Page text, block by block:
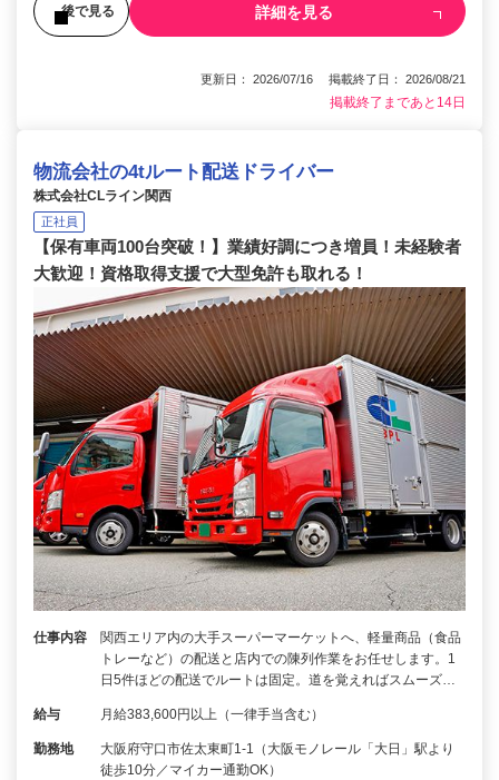
後で見る 詳細を見る
更新日： 2026/07/16 掲載終了日： 2026/08/21
掲載終了まであと14日
物流会社の4tルート配送ドライバー
株式会社CLライン関西
正社員
【保有車両100台突破！】業績好調につき増員！未経験者
大歓迎！資格取得支援で大型免許も取れる！
仕事内容
関西エリア内の大手スーパーマーケットへ、軽量商品（食品
トレーなど）の配送と店内での陳列作業をお任せします。1
日5件ほどの配送でルートは固定。道を覚えればスムーズ…
給与 月給383,600円以上（一律手当含む）
勤務地
大阪府守口市佐太東町1-1（大阪モノレール「大日」駅より
徒歩10分／マイカー通勤OK）